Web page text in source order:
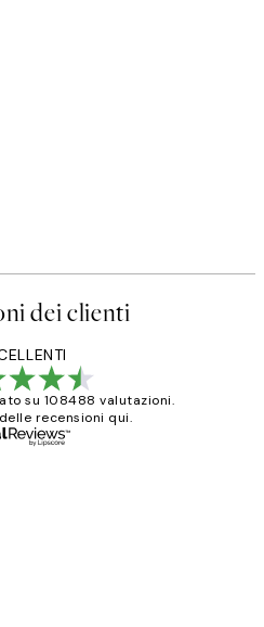
dei clienti
su 108488 valutazioni.
recensioni qui.